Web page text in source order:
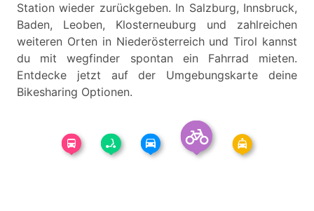
Station wieder zurückgeben. In Salzburg, Innsbruck,
Baden, Leoben, Klosterneuburg und zahlreichen
weiteren Orten in Niederösterreich und Tirol kannst
du mit wegfinder spontan ein Fahrrad mieten.
Entdecke jetzt auf der Umgebungskarte deine
Bikesharing Optionen.